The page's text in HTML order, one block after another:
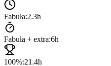
Fabuła:2.3h
Fabuła + extra:6h
100%:21.4h